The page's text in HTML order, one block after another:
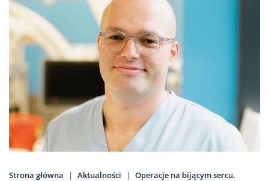
Kariera
Galeria
Kontakt
502
302
Strona główna Aktualności Operacje na bijącym sercu.